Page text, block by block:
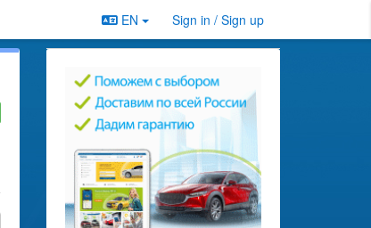
EN Sign in / Sign up